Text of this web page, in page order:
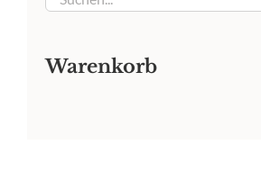
Warenkorb